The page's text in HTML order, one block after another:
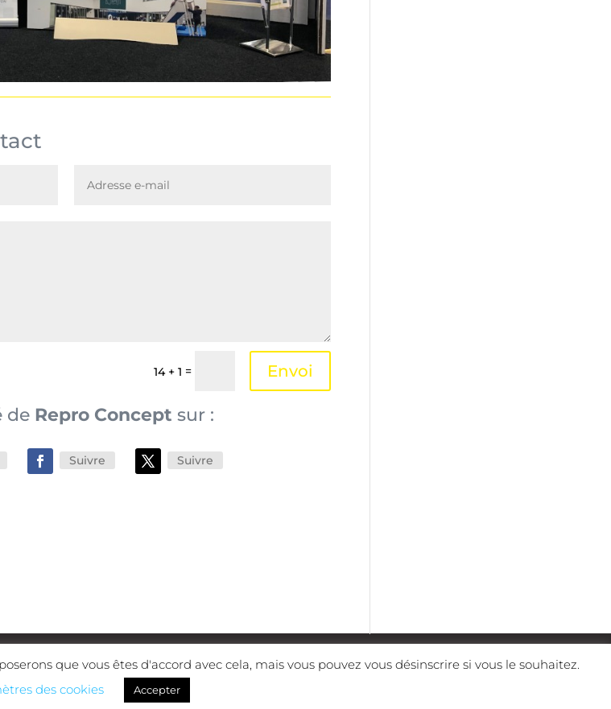
14 + 1 = Envoi
de Repro Concept sur :
Suivre Suivre
que vous êtes d'accord avec cela, mais vous pouvez vous désinscrire si vous le souhaitez.
des cookies
Accepter